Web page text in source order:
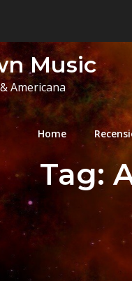
Music
Americana
Home
Tag: